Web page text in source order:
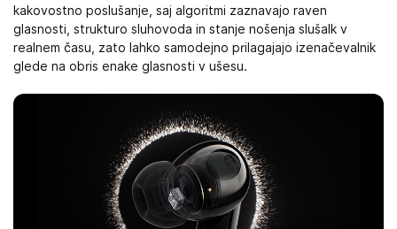
kakovostno poslušanje, saj algoritmi zaznavajo raven
glasnosti, strukturo sluhovoda in stanje nošenja slušalk v
realnem času, zato lahko samodejno prilagajajo izenačevalnik
glede na obris enake glasnosti v ušesu.